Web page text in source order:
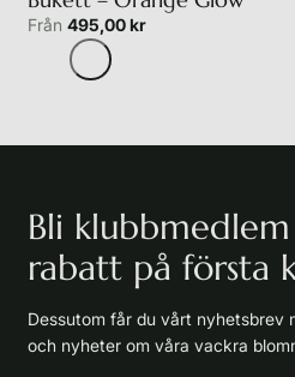
Från 495,00kr
Bli
rabatt på första
Dessutom får du vårt nyhetsbrev
och nyheter om våra vackra